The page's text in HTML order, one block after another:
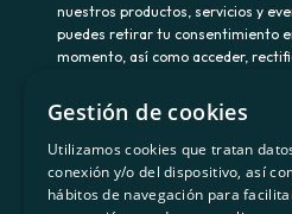
nuestros productos, servicios y
puedes retirar tu consentimiento
momento, así como acceder,
datos y demás derechos en
datos.com. Información adicional:
privacidad.
Gestión de cookies
Utilizamos cookies que tratan
conexión y/o del dispositivo, así
hábitos de navegación para